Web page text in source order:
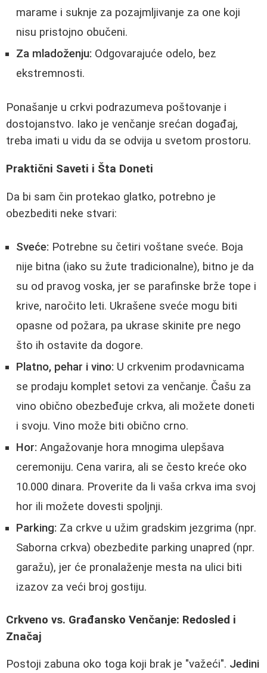
marame i suknje za pozajmljivanje za one koji
nisu pristojno obučeni.
Za mladoženju: Odgovarajuće odelo, bez
ekstremnosti.
Ponašanje u crkvi podrazumeva poštovanje i
dostojanstvo. Iako je venčanje srećan događaj,
treba imati u vidu da se odvija u svetom prostoru.
Praktični Saveti i Šta Doneti
Da bi sam čin protekao glatko, potrebno je
obezbediti neke stvari:
Sveće: Potrebne su četiri voštane sveće. Boja
nije bitna (iako su žute tradicionalne), bitno je da
su od pravog voska, jer se parafinske brže tope i
krive, naročito leti. Ukrašene sveće mogu biti
opasne od požara, pa ukrase skinite pre nego
što ih ostavite da dogore.
Platno, pehar i vino: U crkvenim prodavnicama
se prodaju komplet setovi za venčanje. Čašu za
vino obično obezbeđuje crkva, ali možete doneti
i svoju. Vino može biti obično crno.
Hor: Angažovanje hora mnogima ulepšava
ceremoniju. Cena varira, ali se često kreće oko
10.000 dinara. Proverite da li vaša crkva ima svoj
hor ili možete dovesti spoljnji.
Parking: Za crkve u užim gradskim jezgrima (npr.
Saborna crkva) obezbedite parking unapred (npr.
garažu), jer će pronalaženje mesta na ulici biti
izazov za veći broj gostiju.
Crkveno vs. Građansko Venčanje: Redosled i
Značaj
Postoji zabuna oko toga koji brak je "važeći". Jedini